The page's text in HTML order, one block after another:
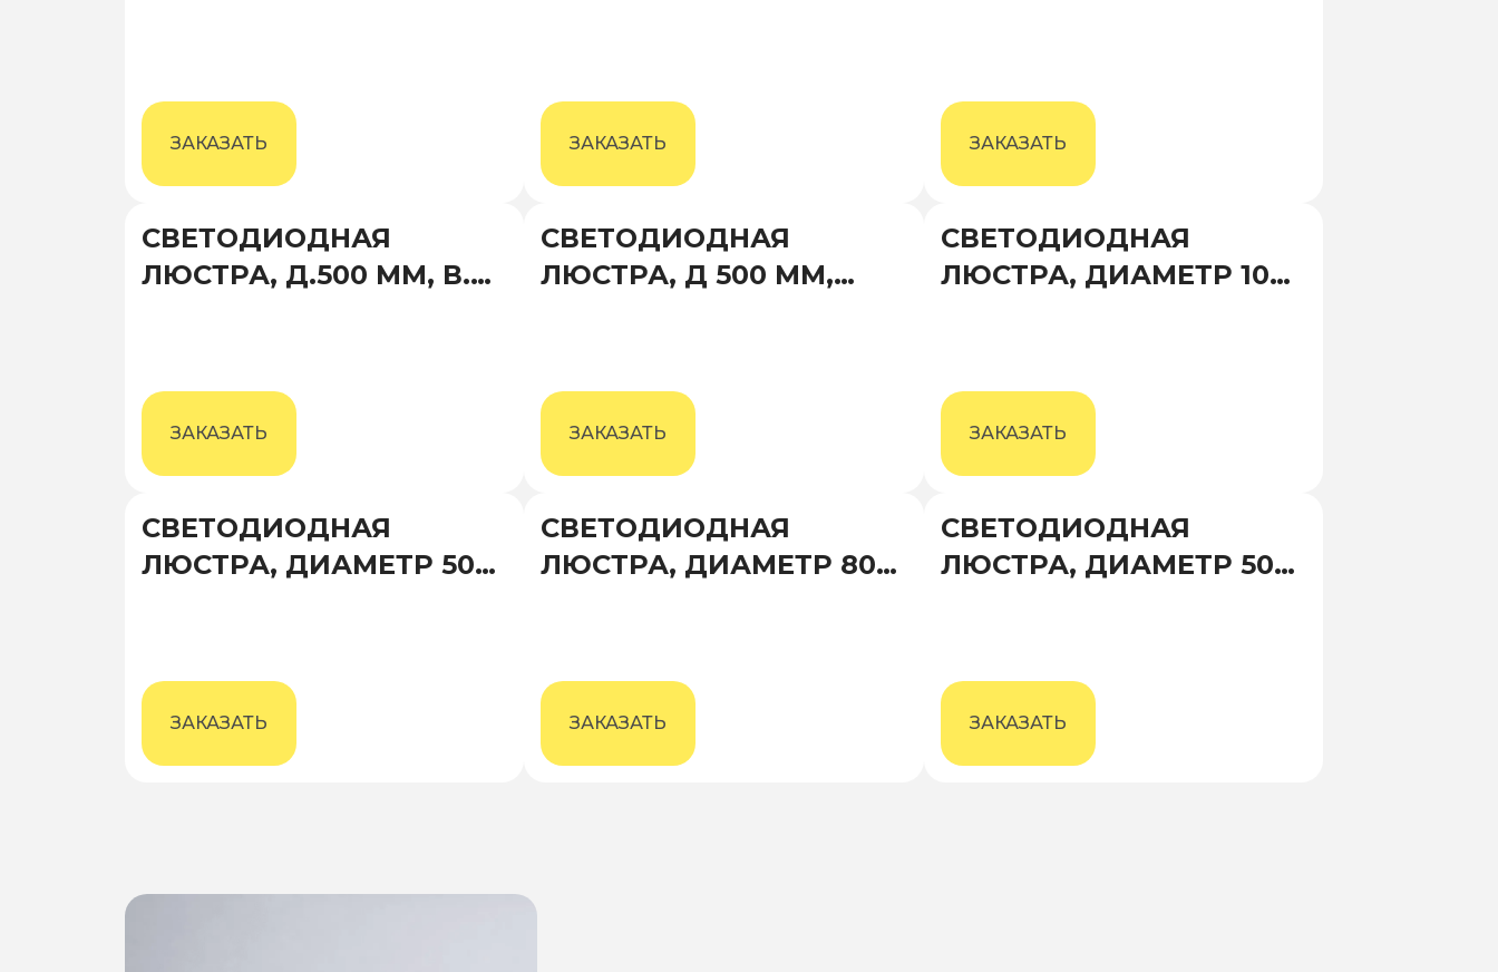
ЗАКАЗАТЬ ЗАКАЗАТЬ ЗАКАЗАТЬ
СВЕТОДИОДНАЯ
ЛЮСТРА, Д.500 ММ, В.
ЗАКАЗАТЬ
СВЕТОДИОДНАЯ
ЛЮСТРА, Д 500 ММ,
ЗАКАЗАТЬ
СВЕТОДИОДНАЯ
ЛЮСТРА, ДИАМЕТР 1000
ЗАКАЗАТЬ
СВЕТОДИОДНАЯ
ЛЮСТРА, ДИАМЕТР 500
ЗАКАЗАТЬ
СВЕТОДИОДНАЯ
ЛЮСТРА, ДИАМЕТР 800
ЗАКАЗАТЬ
СВЕТОДИОДНАЯ
ЛЮСТРА, ДИАМЕТР 500
ЗАКАЗАТЬ